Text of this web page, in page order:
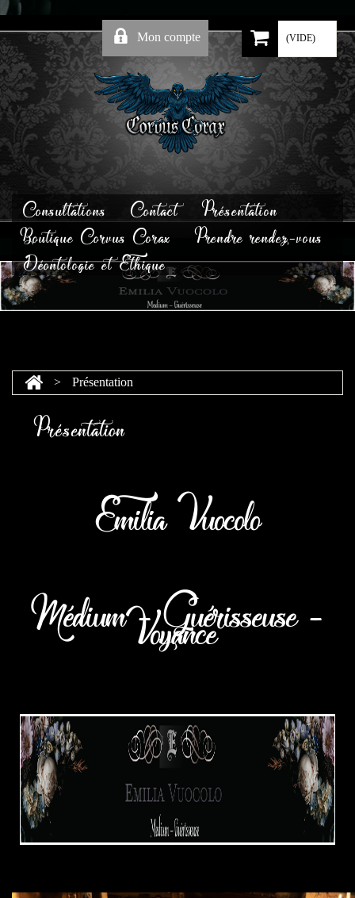
Mon compte (VIDE)
Consultations Contact
Présentation
Boutique Corvus Corax
Prendre rendez-vous
Déontologie et Ethique
> Présentation
Présentation
Emilia Vuocolo
Médium - Guérisseuse -
Voyance